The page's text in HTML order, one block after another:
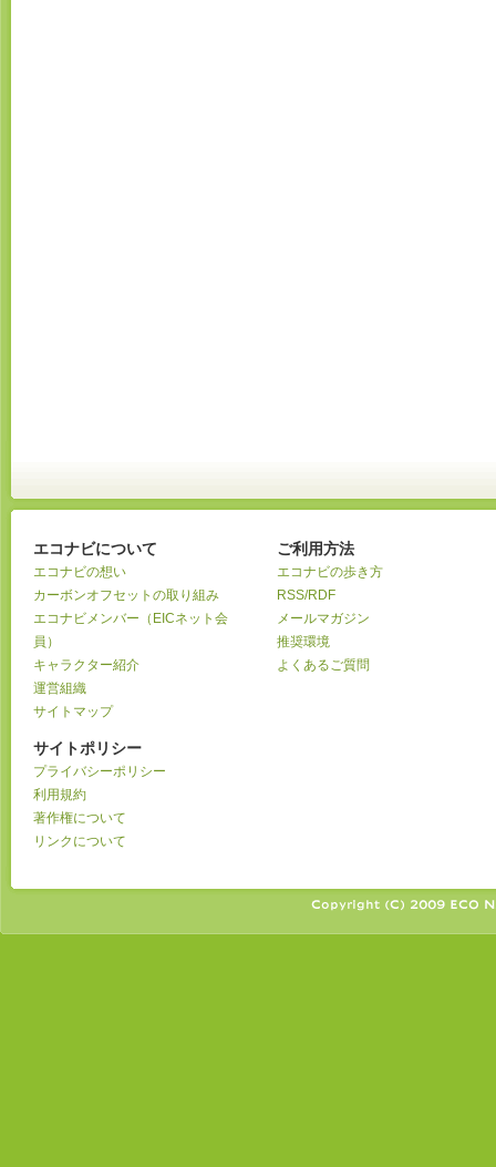
エコナビについて
エコナビの想い
カーボンオフセットの取り組み
エコナビメンバー（EICネット会
員）
キャラクター紹介
運営組織
サイトマップ
サイトポリシー
プライバシーポリシー
利用規約
著作権について
リンクについて
ご利用方法
エコナビの歩き方
RSS/RDF
メールマガジン
推奨環境
よくあるご質問